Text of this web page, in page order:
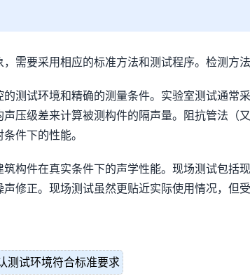
需要采用相应的标准方法和测试程序。检测方
测试环境和精确的测量条件。实验室测试通常
压级差来计算被测构件的隔声量。阻抗管法（
件下的性能。
构件在真实条件下的声学性能。现场测试包括
修正。现场测试虽然更贴近实际使用情况，但
测试环境符合标准要求